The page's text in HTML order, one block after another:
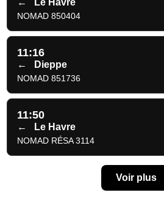
← Le Havre
NOMAD 850404
11:16
← Dieppe
NOMAD 851736
11:50
← Le Havre
NOMAD RÉSA 3114
Voir plus